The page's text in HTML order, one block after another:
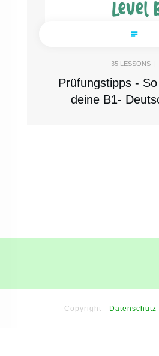
35 LESSONS |
Prüfungstipps -
deine B1-
Copyright - Datenschutz